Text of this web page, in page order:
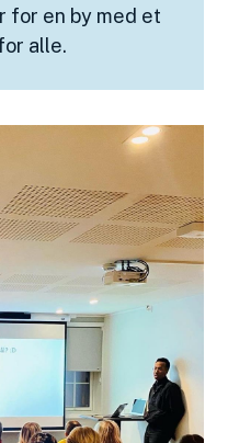
for en by med et
alle.